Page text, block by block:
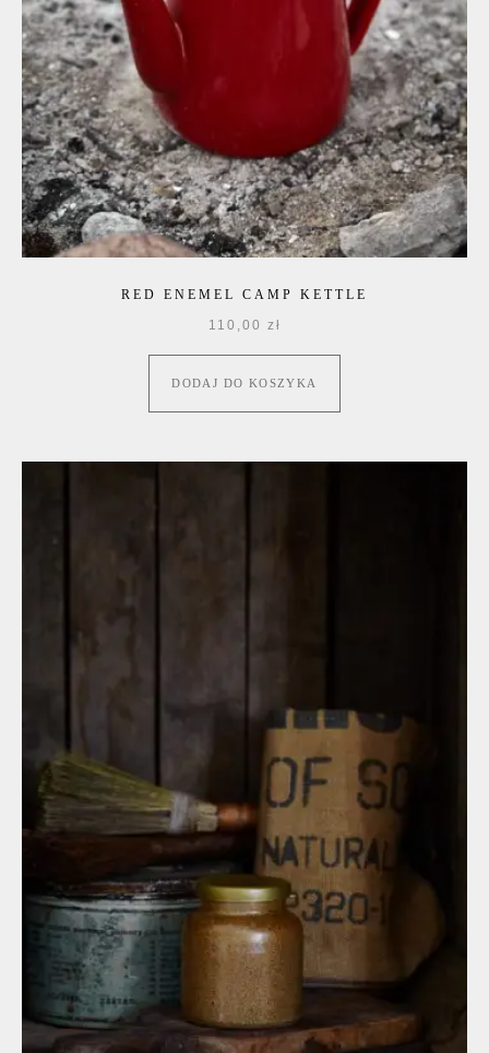
RED ENEMEL CAMP KETTLE
110,00 zł
DODAJ DO KOSZYKA